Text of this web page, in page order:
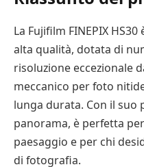
La Fujifilm FINEPIX
alta qualità, dotata di
risoluzione eccezionale
meccanico per foto
lunga durata. Con il suo
panorama, è perfetta
paesaggio e per chi
di fotografia.